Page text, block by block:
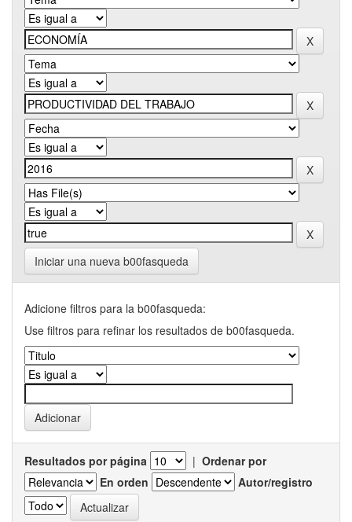
Iniciar una nueva b00fasqueda
Adicione filtros para la b00fasqueda:
Use filtros para refinar los resultados de b00fasqueda.
Resultados por página | Ordenar por
En orden
Autor/registro